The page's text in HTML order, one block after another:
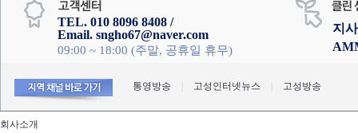
TEL. 010 8096 8408 /
Email. sngho67@naver.com
09:00 ~ 18:00 (주말, 공휴일 휴무)
지
통영방송 고성인터넷뉴스 고성방송
회사소개